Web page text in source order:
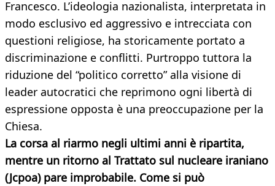
Francesco. L’ideologia nazionalista, interpretata in
modo esclusivo ed aggressivo e intrecciata con
questioni religiose, ha storicamente portato a
discriminazione e conflitti. Purtroppo tuttora la
riduzione del “politico corretto” alla visione di
leader autocratici che reprimono ogni libertà di
espressione opposta è una preoccupazione per la
Chiesa.
La corsa al riarmo negli ultimi anni è ripartita,
mentre un ritorno al Trattato sul nucleare iraniano
(Jcpoa) pare improbabile. Come si può